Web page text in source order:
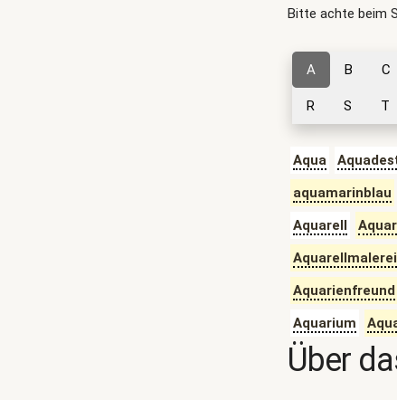
Bitte achte beim
A B C
R S T
Aqua
aquamarinblau
Aquarell
Aquarellmalerei
Aquarienfreund
Aquarium
Über